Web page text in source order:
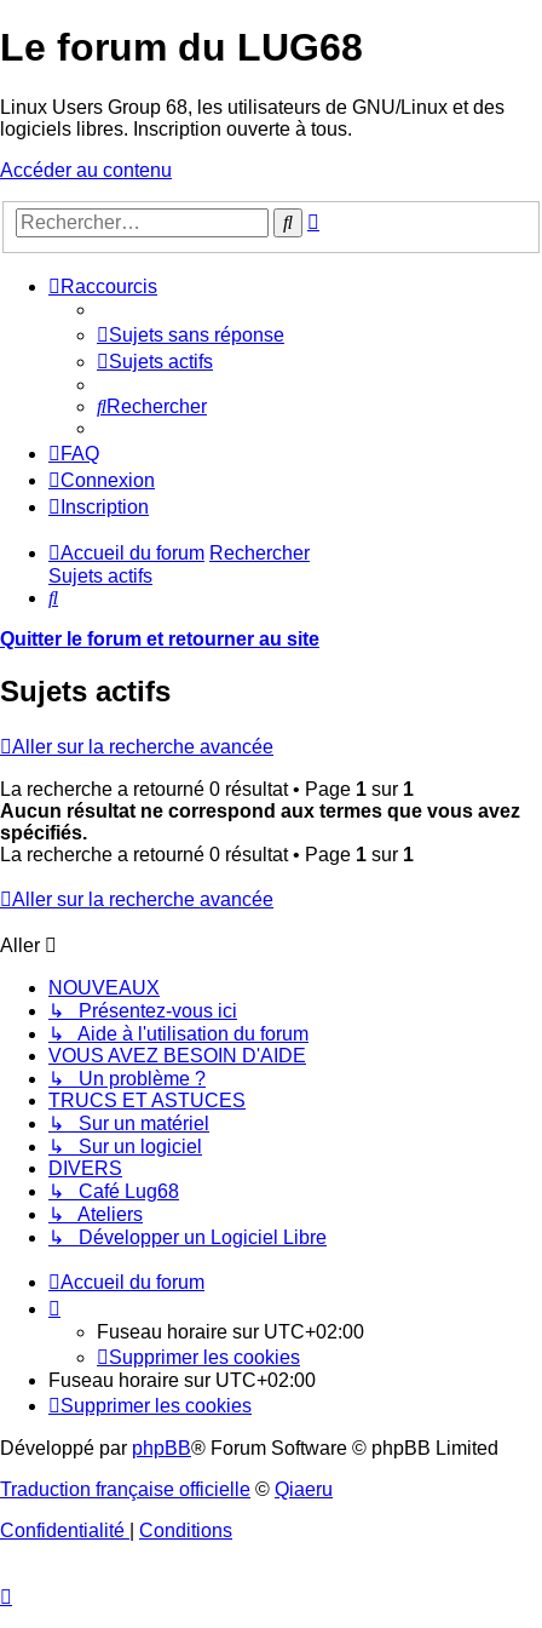
Le forum du LUG68
Linux Users Group 68, les utilisateurs de GNU/Linux et des
logiciels libres. Inscription ouverte à tous.
Accéder au contenu
Rechercher
Raccourcis
Sujets sans réponse
Sujets actifs
Rechercher
FAQ
Connexion
Inscription
Accueil du forum Rechercher
Sujets actifs
Rechercher
Quitter le forum et retourner au site
Sujets actifs
Aller sur la recherche avancée
La recherche a retourné 0 résultat • Page 1 sur 1
Aucun résultat ne correspond aux termes que vous avez
spécifiés.
La recherche a retourné 0 résultat • Page 1 sur 1
Aller sur la recherche avancée
Aller
NOUVEAUX
↳ Présentez-vous ici
↳ Aide à l'utilisation du forum
VOUS AVEZ BESOIN D'AIDE
↳ Un problème ?
TRUCS ET ASTUCES
↳ Sur un matériel
↳ Sur un logiciel
DIVERS
↳ Café Lug68
↳ Ateliers
↳ Développer un Logiciel Libre
Accueil du forum
Fuseau horaire sur UTC+02:00
Supprimer les cookies
Fuseau horaire sur UTC+02:00
Supprimer les cookies
Développé par phpBB® Forum Software © phpBB Limited
Traduction française officielle © Qiaeru
Confidentialité
Conditions